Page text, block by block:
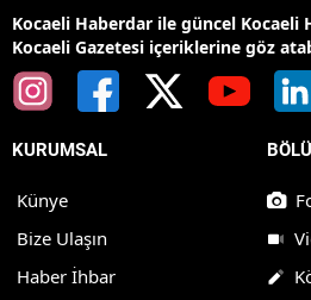
Kocaeli Haberdar ile güncel
Kocaeli Gazetesi içeriklerine göz
KURUMSAL
Künye
Bize Ulaşın
Haber İhbar